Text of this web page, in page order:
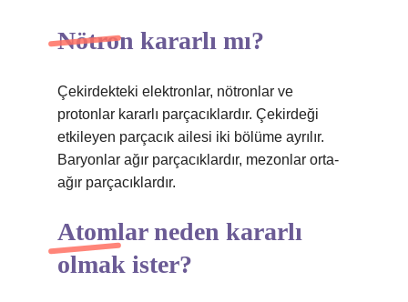
Nötron kararlı mı?
Çekirdekteki elektronlar, nötronlar ve
protonlar kararlı parçacıklardır. Çekirdeği
etkileyen parçacık ailesi iki bölüme ayrılır.
Baryonlar ağır parçacıklardır, mezonlar orta-
ağır parçacıklardır.
Atomlar neden kararlı
olmak ister?